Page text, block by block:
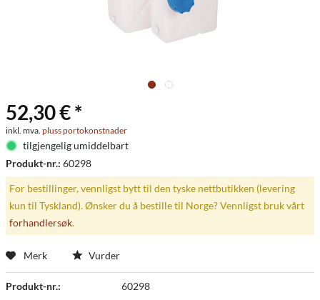
52,30 € *
inkl. mva. pluss portokonstnader
tilgjengelig umiddelbart
Produkt-nr.: 60298
For bestillinger, vennligst bytt til den tyske nettbutikken (levering
kun til Tyskland). Ønsker du å bestille til Norge? Vennligst bruk vårt
forhandlersøk.
Merk Vurder
Produkt-nr.: 60298